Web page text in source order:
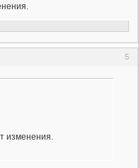
5
изменения.